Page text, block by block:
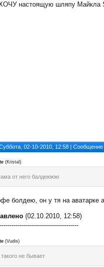
настоящую шляпу Майкла
02-10-2010, 12:58 |
(Kristal )
от него балдеююю
болдею, он у тя на аватарке
(02.10.2010, 12:58)
(Vudis)
не бывает